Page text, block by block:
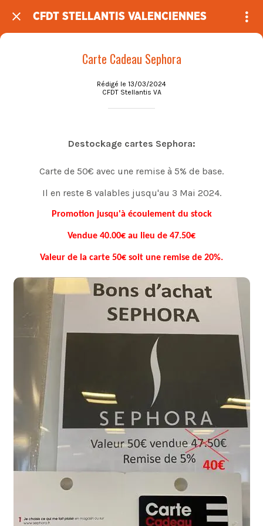
CFDT STELLANTIS VALENCIENNES
Carte Cadeau Sephora
Rédigé le 13/03/2024
CFDT Stellantis VA
Destockage cartes Sephora:
Carte de 50€ avec une remise à 5% de base.
Il en reste 8 valables jusqu'au 3 Mai 2024.
Promotion jusqu'à écoulement du stock
Vendue 40.00€ au lieu de 47.50€
Valeur de la carte 50€ soit une remise de 20%.